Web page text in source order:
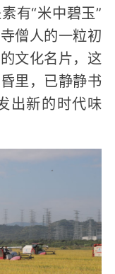
有“米中碧玉”
僧人的一粒初
文化名片，这
里，已静静书
出新的时代味